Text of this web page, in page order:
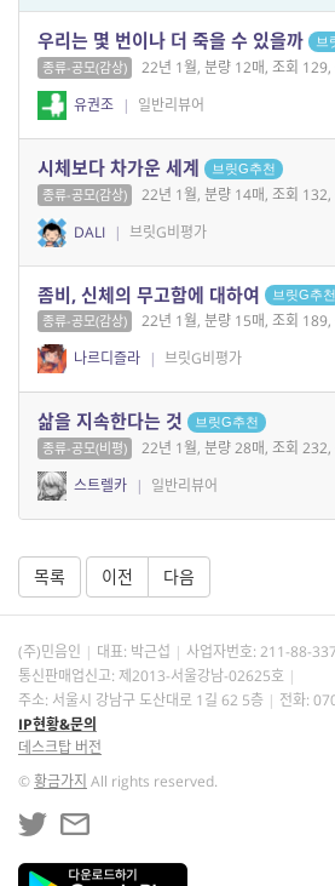
우리는 몇 번이나 더 죽을 수 있을까 브
종류-공모(감상)
22년 1월, 분량 12매, 조회 129,
유권조 | 일반리뷰어
시체보다 차가운 세계 브릿G추천
종류-공모(감상)
22년 1월, 분량 14매, 조회 132,
DALI | 브릿G비평가
좀비, 신체의 무고함에 대하여 브릿G추천
종류-공모(감상)
22년 1월, 분량 15매, 조회 189,
나르디즐라 | 브릿G비평가
삶을 지속한다는 것 브릿G추천
종류-공모(비평)
22년 1월, 분량 28매, 조회 232,
스트렐카 | 일반리뷰어
목록 이전 다음
(주)민음인 대표: 박근섭 사업자번호: 211-88-
통신판매업신고: 제2013-서울강남-02625호
주소: 서울시 강남구 도산대로 1길 62 5층
전화:
IP현황&문의
데스크탑 버전
©황금가지 All rights reserved.